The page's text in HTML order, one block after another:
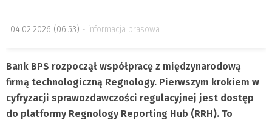
04.02.2026 (06:53) informacja prasowa
Bank BPS rozpoczął współpracę z międzynarodową
firmą technologiczną Regnology. Pierwszym krokiem w
cyfryzacji sprawozdawczości regulacyjnej jest dostęp
do platformy Regnology Reporting Hub (RRH). To